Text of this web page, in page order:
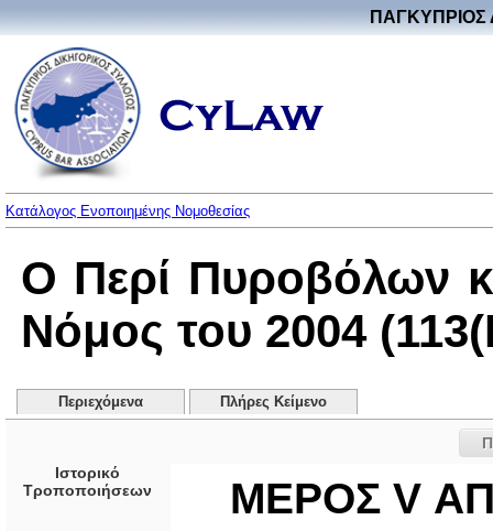
ΠΑΓΚΥΠΡΙΟΣ
Κατάλογος Ενοποιημένης Νομοθεσίας
Ο Περί Πυροβόλων
Νόμος του 2004
Περιεχόμενα Πλήρες Κείμενο
Ιστορικό
Τροποποιήσεων
ΜΕΡΟΣ V